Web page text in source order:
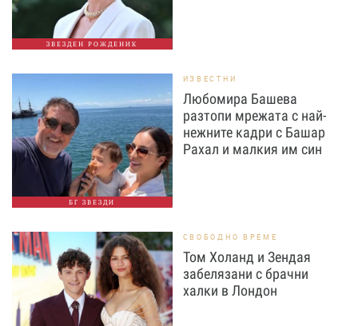
ЗВЕЗДЕН РОЖДЕНИК
БГ ЗВЕЗДИ
ИЗВЕСТНИ
Любомира Башева
разтопи мрежата с най-
нежните кадри с Башар
Рахал и малкия им син
СВОБОДНО ВРЕМЕ
Том Холанд и Зендая
забелязани с брачни
халки в Лондон